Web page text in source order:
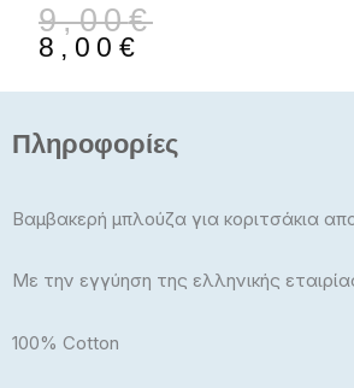
9,00€
Original
price
was:
9,00€.
8,00 €
Η
τρέχουσα
τιμή
είναι:
8,00€.
Πληροφορίες
Βαμβακερή μπλούζα για κοριτσάκια
Με την εγγύηση της ελληνικής
100% Cotton